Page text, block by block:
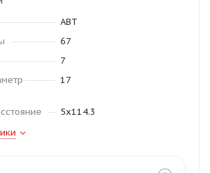
ABT
67
7
17
5x114.3
8 800 302-02-51
plait.ru